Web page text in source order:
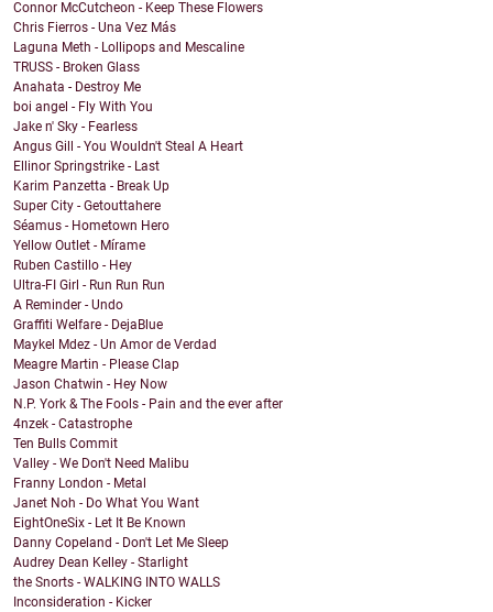
Connor McCutcheon - Keep These Flowers
Chris Fierros - Una Vez Más
Laguna Meth - Lollipops and Mescaline
TRUSS - Broken Glass
Anahata - Destroy Me
boi angel - Fly With You
Jake n' Sky - Fearless
Angus Gill - You Wouldn't Steal A Heart
Ellinor Springstrike - Last
Karim Panzetta - Break Up
Super City - Getouttahere
Séamus - Hometown Hero
Yellow Outlet - Mírame
Ruben Castillo - Hey
Ultra-FI Girl - Run Run Run
A Reminder - Undo
Graffiti Welfare - DejaBlue
Maykel Mdez - Un Amor de Verdad
Meagre Martin - Please Clap
Jason Chatwin - Hey Now
N.P. York & The Fools - Pain and the ever after
4nzek - Catastrophe
Ten Bulls Commit
Valley - We Don't Need Malibu
Franny London - Metal
Janet Noh - Do What You Want
EightOneSix - Let It Be Known
Danny Copeland - Don't Let Me Sleep
Audrey Dean Kelley - Starlight
the Snorts - WALKING INTO WALLS
Inconsideration - Kicker